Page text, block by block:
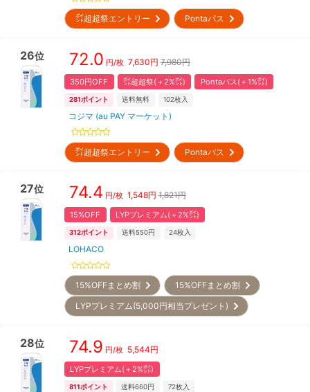
㌽超超祭エントリー Pontaパス
26位 72.0 円/枚 7,630円 7,980円
350円OFF ㌽超超祭(＋2%㌽) Pontaパス(＋1%㌽)
281ポイント 送料無料 102枚入
コジマ (au PAY マーケット)
㌽超超祭エントリー Pontaパス
27位 74.4 円/枚 1,548円 1,821円
15%OFF LYPプレミアム(＋2%㌽)
312ポイント 送料550円 24枚入
LOHACO
15%OFFまとめ割
15%OFFまとめ割
LYPプレミアム(5,000円相当プレゼント)
28位 74.9 円/枚 5,544円
LYPプレミアム(＋2%㌽)
811ポイント 送料660円 72枚入